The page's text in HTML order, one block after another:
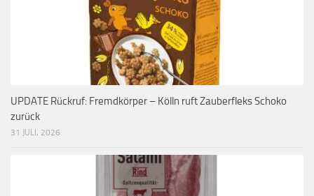
UPDATE Rückruf: Fremdkörper – Kölln ruft Zauberfleks Schoko
zurück
31 JULI, 2026